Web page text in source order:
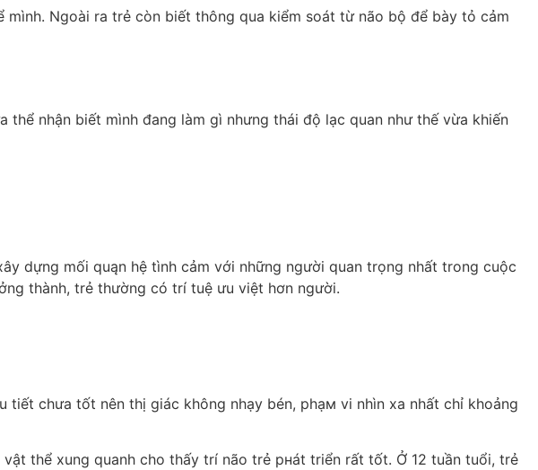
Ngoài ra trẻ còn biết thông qua kiểm soát từ não bộ để bày tỏ cảm
nhận biết mình đang làm gì nhưng thái độ lạc quan như thế vừa khiến
dựng mối quąn hệ tình cảm với những người quan trọng nhất trong cuộc
thành, trẻ thường có trí tuệ ưu việt hơn người.
chưa tốt nên thị giác không nhạy bén, phạм vi nhìn xa nhất chỉ khoảng
thể xung quanh cho thấy trí não trẻ pнát triển rất tốt. Ở 12 tuần tuổi, trẻ